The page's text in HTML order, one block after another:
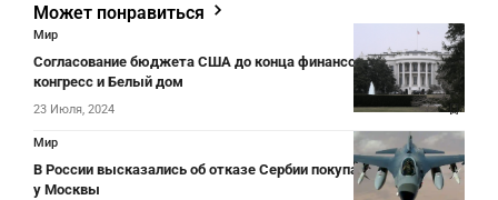
Может понравиться
Мир
Согласование бюджета США до конца финансового года:
конгресс и Белый дом
23 Июля, 2024
Мир
В России высказались об отказе Сербии покупать истребители
у Москвы